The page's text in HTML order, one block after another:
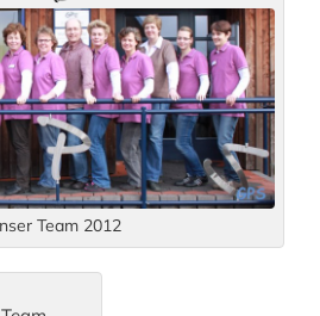
Team 2012